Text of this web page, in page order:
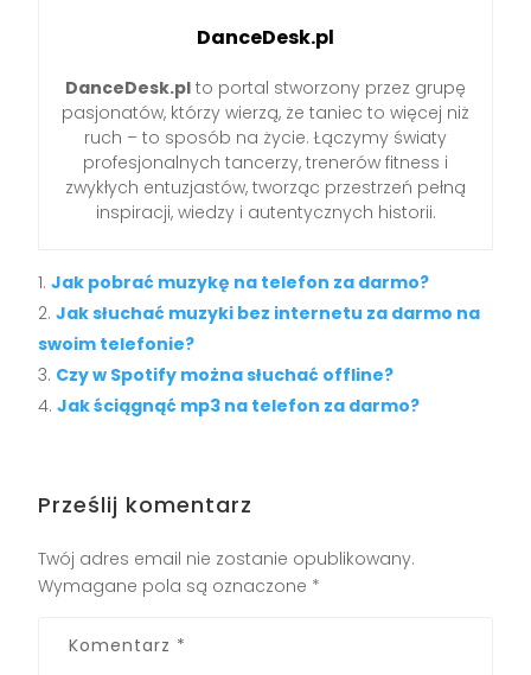
DanceDesk.pl
DanceDesk.pl to portal stworzony przez grupę
pasjonatów, którzy wierzą, że taniec to więcej niż
ruch – to sposób na życie. Łączymy światy
profesjonalnych tancerzy, trenerów fitness i
zwykłych entuzjastów, tworząc przestrzeń pełną
inspiracji, wiedzy i autentycznych historii.
Jak pobrać muzykę na telefon za darmo?
Jak słuchać muzyki bez internetu za darmo na
swoim telefonie?
Czy w Spotify można słuchać offline?
Jak ściągnąć mp3 na telefon za darmo?
Prześlij komentarz
Twój adres email nie zostanie opublikowany.
Wymagane pola są oznaczone *